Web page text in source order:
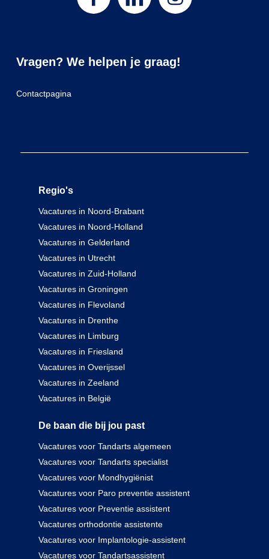
Vragen? We helpen je graag!
Contactpagina
Regio's
Vacatures in Noord-Brabant
Vacatures in Noord-Holland
Vacatures in Gelderland
Vacatures in Utrecht
Vacatures in Zuid-Holland
Vacatures in Groningen
Vacatures in Flevoland
Vacatures in Drenthe
Vacatures in Limburg
Vacatures in Friesland
Vacatures in Overijssel
Vacatures in Zeeland
Vacatures in België
De baan die bij jou past
Vacatures voor Tandarts algemeen
Vacatures voor Tandarts specialist
Vacatures voor Mondhygiënist
Vacatures voor Paro preventie assistent
Vacatures voor Preventie assistent
Vacatures orthodontie assistente
Vacatures voor Implantologie-assistent
Vacatures voor Tandartsassistent